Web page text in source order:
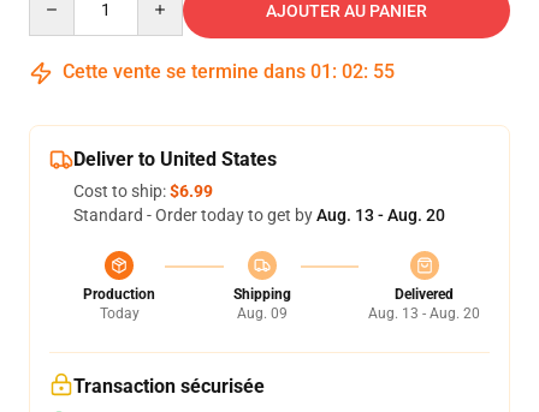
AJOUTER AU PANIER
Cette vente se termine dans 01 : 02: 54
Deliver to United States
Cost to ship:$6.99
Standard - Order today to get byAug. 13 - Aug. 20
Production
Today
Shipping
Aug. 09
Delivered
Aug. 13 - Aug. 20
Transaction sécurisée